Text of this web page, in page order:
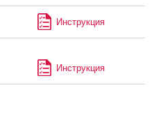
Инструкция
Инструкция